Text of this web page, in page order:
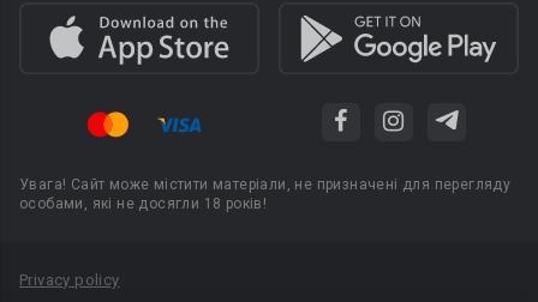
Увага! Сайт може містити матеріали, не призначені для перегляду
особами, які не досягли 18 років!
Privacy policy